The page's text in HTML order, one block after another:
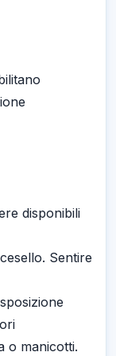
disponibili
Sentire
o manicotti.